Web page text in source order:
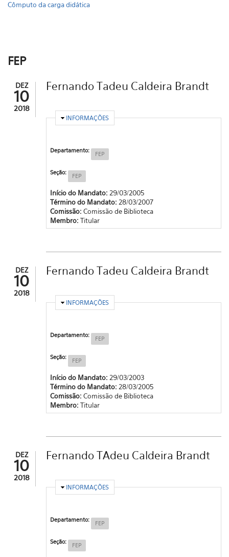
Cômputo da carga didática
FEP
DEZ
10
2018
Fernando Tadeu Caldeira Brandt
OCULTAR
INFORMAÇÕES
Departamento: FEP
Seção: FEP
Início do Mandato: 29/03/2005
Término do Mandato: 28/03/2007
Comissão: Comissão de Biblioteca
Membro: Titular
DEZ
10
2018
Fernando Tadeu Caldeira Brandt
OCULTAR
INFORMAÇÕES
Departamento: FEP
Seção: FEP
Início do Mandato: 29/03/2003
Término do Mandato: 28/03/2005
Comissão: Comissão de Biblioteca
Membro: Titular
DEZ
10
2018
Fernando TAdeu Caldeira Brandt
OCULTAR
INFORMAÇÕES
Departamento: FEP
Seção: FEP